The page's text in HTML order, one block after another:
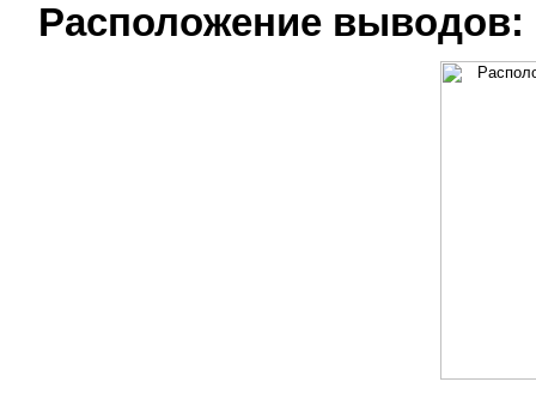
Расположение выводов: